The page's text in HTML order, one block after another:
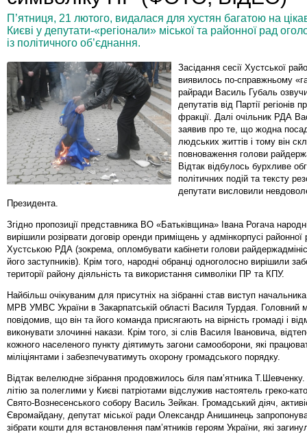
П’ятниця, 21 лютого, видалася для хустян багатою на
Києві у депутати-«регіонали» міської та районної рад
із політичного об’єднання.
Засідання сесії Хустської
виявилось по-справжньому
райради Василь Губаль
депутатів від Партії регіонів
фракції. Далі очільник РДА
заявив про те, що жодна
людських життів і тому він
повноваження голови
Відтак відбулось бурхливе
політичних подій та тексту
депутати висловили
Президента.
Згідно пропозиції представника ВО «Батьківщина» Івана Рогача
вирішили розірвати договір оренди приміщень у адмінкорпусі районної
Хустською РДА (зокрема, опломбувати кабінети голови
його заступників). Крім того, народні обранці одноголосно вирішили
території району діяльність та використання символіки ПР та КПУ.
Найбільш очікуваним для присутніх на зібранні став виступ
МРВ УМВС України в Закарпатській області Василя Турдая. Головний
повідомив, що він та його команда присягають на вірність громаді і
виконувати злочинні накази. Крім того, зі слів Василя Івановича,
кожного населеного пункту діятимуть загони самооборони, які
міліціянтами і забезпечуватимуть охорону громадського порядку.
Відтак велелюдне зібрання продовжилось біля пам’ятника Т.Шевченку.
літію за полеглими у Києві патріотами відслужив настоятель греко-
Свято-Вознесенського собору Василь Зейкан. Громадський діяч,
Євромайдану, депутат міської ради Олександр Анишинець
зібрати кошти для встановлення пам’ятників героям України, які